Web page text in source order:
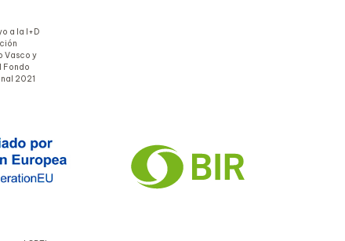
a la I+D
Vasco y
Fondo
2021